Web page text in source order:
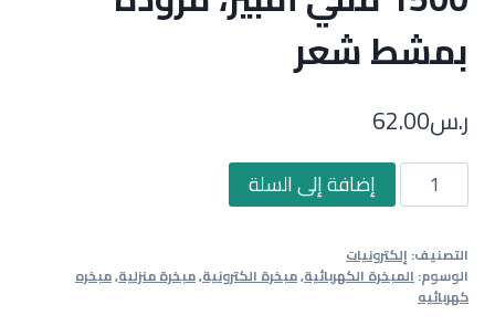
بمشط شعر
ر.س62.00
كمية
مبخرة
قابلة
لإعادة
إضافة إلى السلة
التصنيف: إلكترونيات
الوسوم:المبخرة الكهربائية,مبخرة الكترونية,مبخرة منزلية,مبخره
كهربائيه